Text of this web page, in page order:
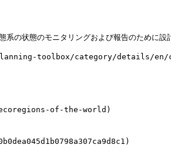
|
の状態のモニタリングおよび報告のために設
toolbox/category/details/en/
|
|
of-the-world)
| 気